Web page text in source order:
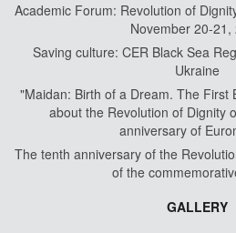
Academic Forum: Revolution of
November 20-21,
Saving culture: CER Black Sea
Ukraine
"Maidan: Birth of a Dream. The First
about the Revolution of Dignity
anniversary of
The tenth anniversary of the
of the
GALLERY